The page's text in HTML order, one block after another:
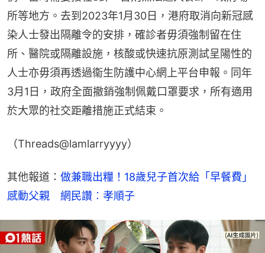
所等地方。去到2023年1月30日，港府取消向新冠感
染人士發出隔離令的安排，確診者毋須強制留在住
所、醫院或隔離設施，核酸或快速抗原測試呈陽性的
人士亦毋須再透過衞生防護中心網上平台申報。同年
3月1日，政府全面撤銷強制佩戴口罩要求，所有適用
於大眾的社交距離措施正式結束。
（Threads@lamlarryyyy）
其他報道： 做兼職出糧！18歲兒子首次給「早餐費」
感動父親　網民讚︰孝順子